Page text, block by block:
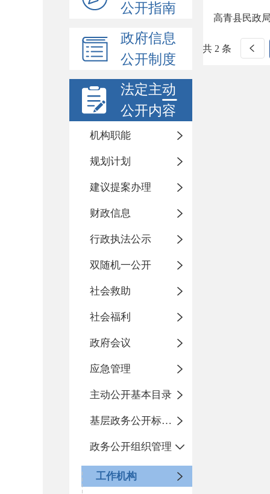
公开指南
政府信息
公开制度
法定主动
公开内容
机构职能
规划计划
建议提案办理
财政信息
行政执法公示
双随机一公开
社会救助
社会福利
政府会议
应急管理
主动公开基本目录
基层政务公开标准化规范化
政务公开组织管理
工作机构
高青县民政
共 2 条